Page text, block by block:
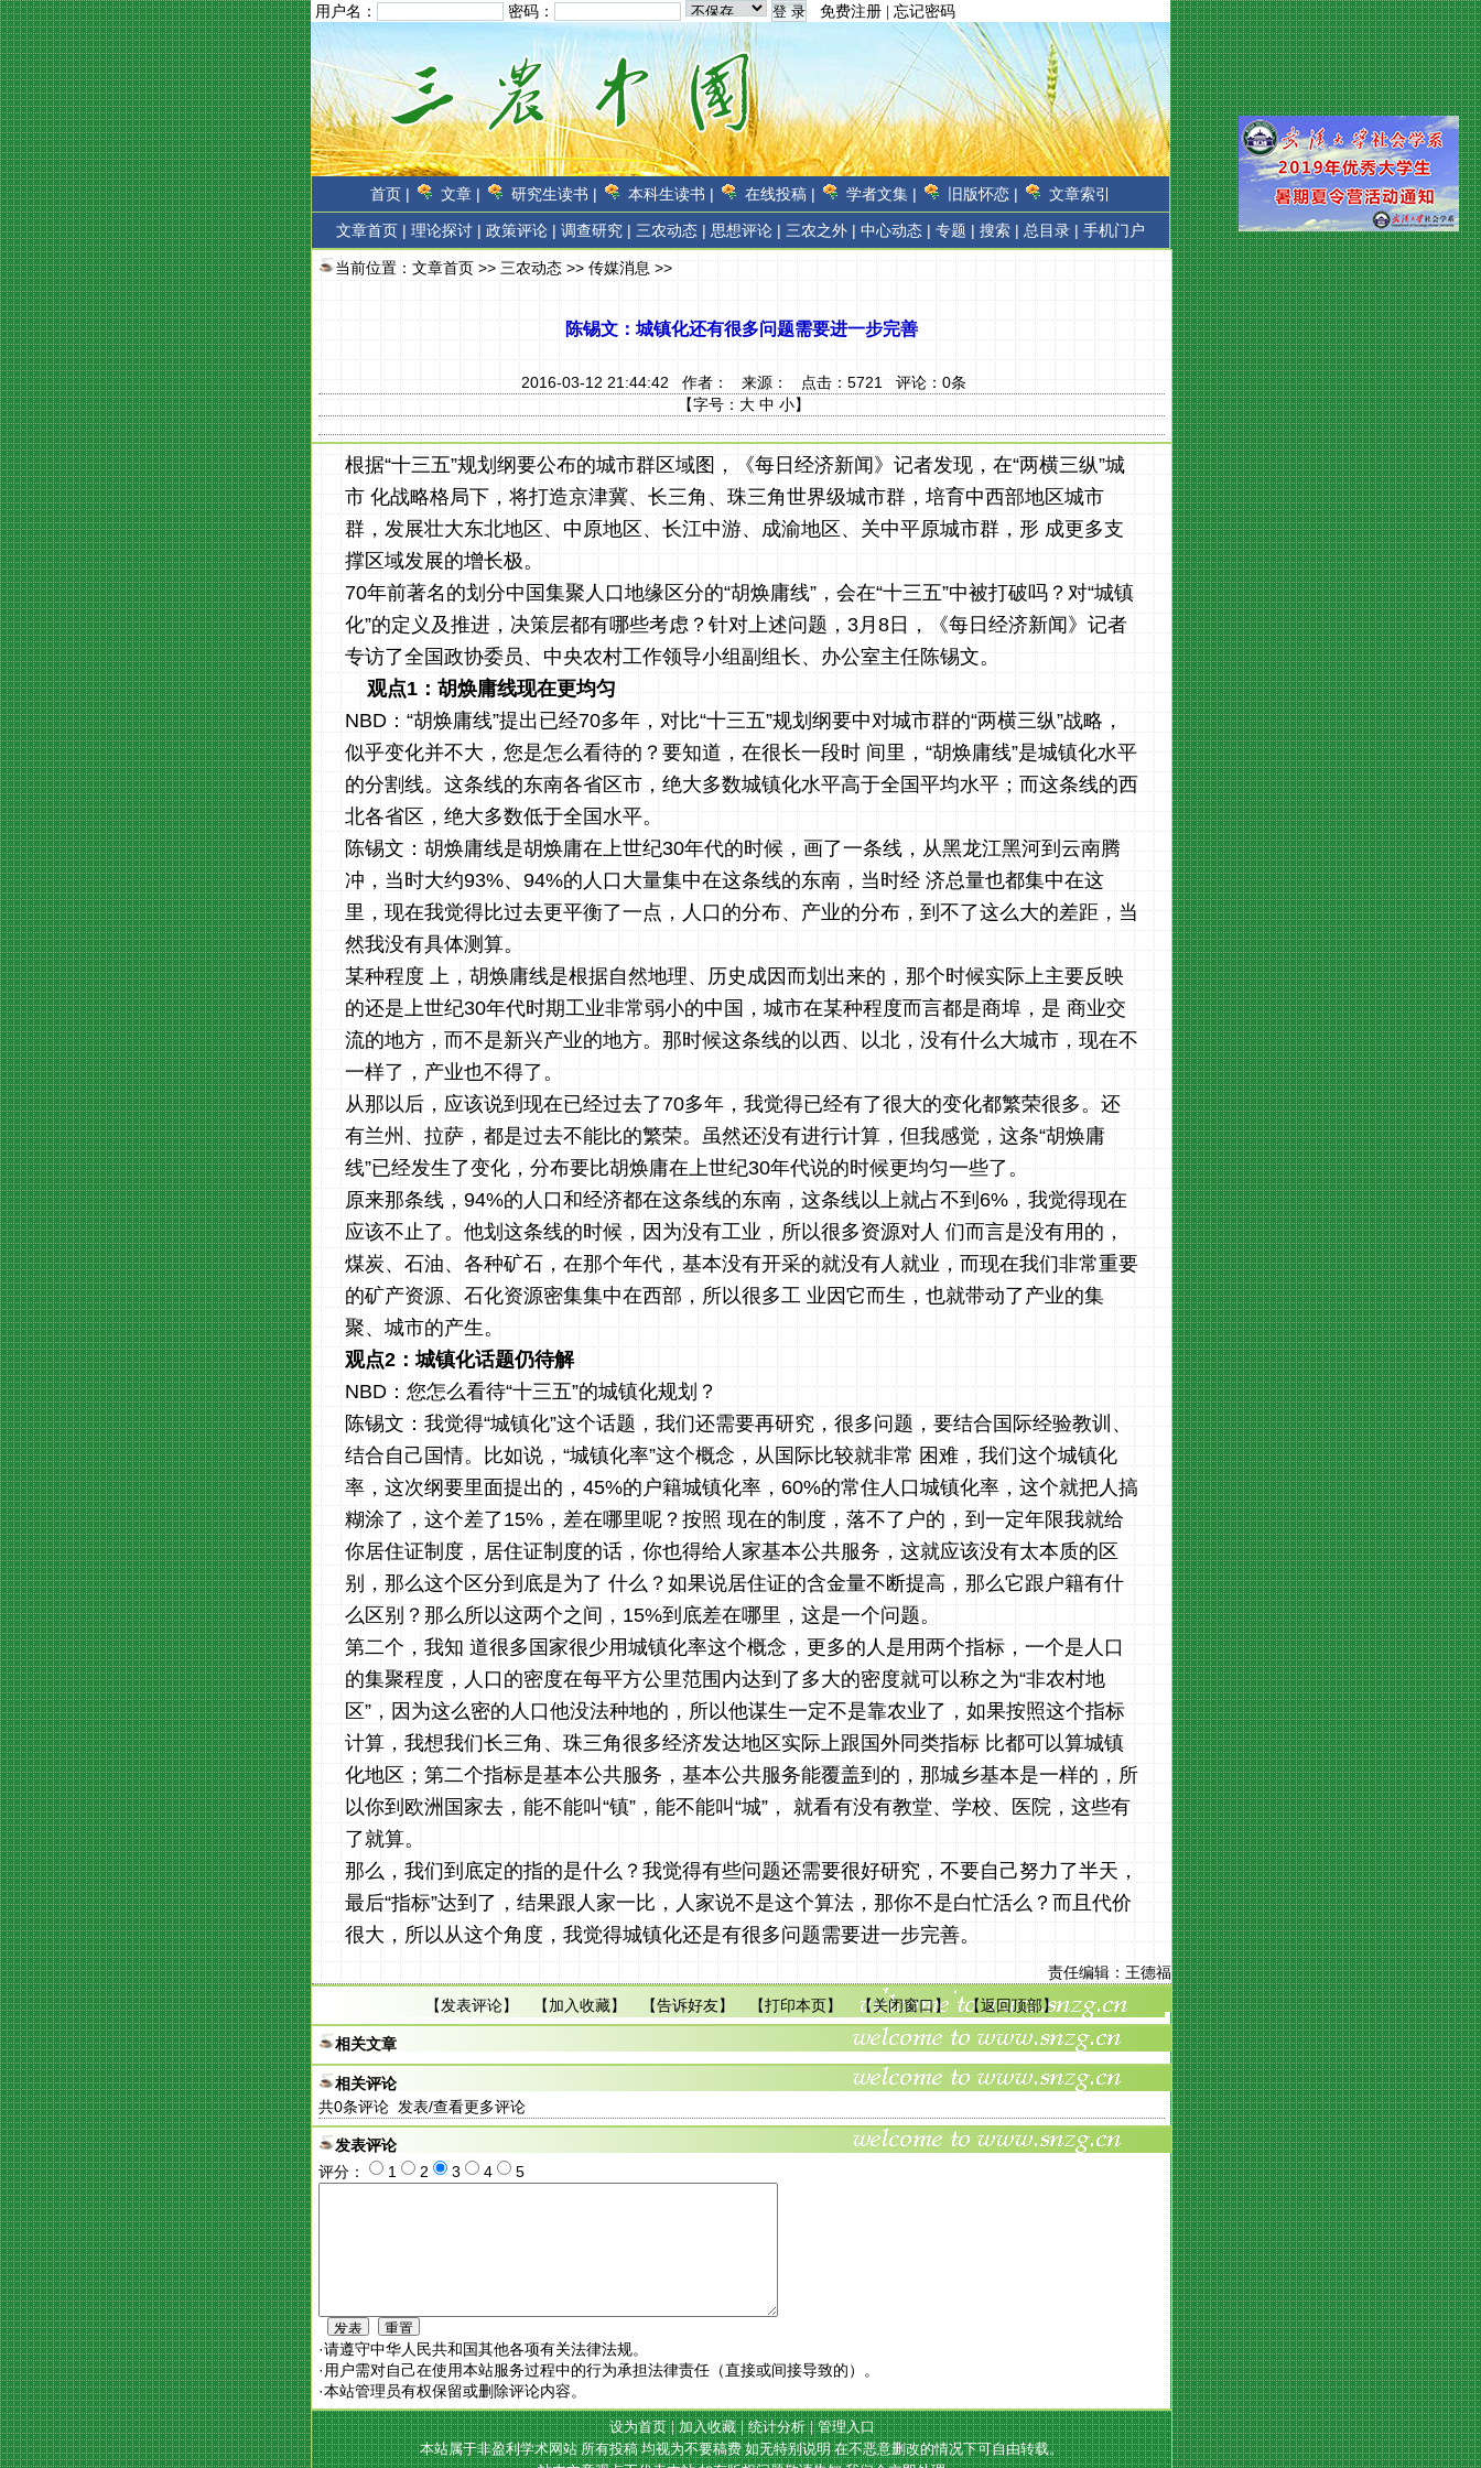
用户名： 密码： 免费注册 忘记密码
首页 | 文章 | 研究生读书 | 本科生读书 | 在线投稿 | 学者文集 | 旧版怀恋 | 文章索引
文章首页 | 理论探讨 | 政策评论 | 调查研究 | 三农动态 | 思想评论 | 三农之外 | 中心动态 | 专题 | 搜索 | 总目录 | 手机门户
当前位置： 文章首页 >>三农动态 >> 传媒消息 >>
陈锡文：城镇化还有很多问题需要进一步完善
2016-03-12 21:44:42 作者：来源：点击：5721 评论：0条
【字号：大 中 小】
根据“十三五”规划纲要公布的城市群区域图，《每日经济新闻》记者发现，在“两横三纵”城
市 化战略格局下，将打造京津冀、长三角、珠三角世界级城市群，培育中西部地区城市
群，发展壮大东北地区、中原地区、长江中游、成渝地区、关中平原城市群，形 成更多支
撑区域发展的增长极。
70年前著名的划分中国集聚人口地缘区分的“胡焕庸线”，会在“十三五”中被打破吗？对“城镇
化”的定义及推进，决策层都有哪些考虑？针对上述问题，3月8日，《每日经济新闻》记者
专访了全国政协委员、中央农村工作领导小组副组长、办公室主任陈锡文。
观点1：胡焕庸线现在更均匀
NBD：“胡焕庸线”提出已经70多年，对比“十三五”规划纲要中对城市群的“两横三纵”战略，
似乎变化并不大，您是怎么看待的？要知道，在很长一段时 间里，“胡焕庸线”是城镇化水平
的分割线。这条线的东南各省区市，绝大多数城镇化水平高于全国平均水平；而这条线的西
北各省区，绝大多数低于全国水平。
陈锡文：胡焕庸线是胡焕庸在上世纪30年代的时候，画了一条线，从黑龙江黑河到云南腾
冲，当时大约93%、94%的人口大量集中在这条线的东南，当时经 济总量也都集中在这
里，现在我觉得比过去更平衡了一点，人口的分布、产业的分布，到不了这么大的差距，当
然我没有具体测算。
某种程度 上，胡焕庸线是根据自然地理、历史成因而划出来的，那个时候实际上主要反映
的还是上世纪30年代时期工业非常弱小的中国，城市在某种程度而言都是商埠，是 商业交
流的地方，而不是新兴产业的地方。那时候这条线的以西、以北，没有什么大城市，现在不
一样了，产业也不得了。
从那以后，应该说到现在已经过去了70多年，我觉得已经有了很大的变化都繁荣很多。还
有兰州、拉萨，都是过去不能比的繁荣。虽然还没有进行计算，但我感觉，这条“胡焕庸
线”已经发生了变化，分布要比胡焕庸在上世纪30年代说的时候更均匀一些了。
原来那条线，94%的人口和经济都在这条线的东南，这条线以上就占不到6%，我觉得现在
应该不止了。他划这条线的时候，因为没有工业，所以很多资源对人 们而言是没有用的，
煤炭、石油、各种矿石，在那个年代，基本没有开采的就没有人就业，而现在我们非常重要
的矿产资源、石化资源密集集中在西部，所以很多工 业因它而生，也就带动了产业的集
聚、城市的产生。
观点2：城镇化话题仍待解
NBD：您怎么看待“十三五”的城镇化规划？
陈锡文：我觉得“城镇化”这个话题，我们还需要再研究，很多问题，要结合国际经验教训、
结合自己国情。比如说，“城镇化率”这个概念，从国际比较就非常 困难，我们这个城镇化
率，这次纲要里面提出的，45%的户籍城镇化率，60%的常住人口城镇化率，这个就把人搞
糊涂了，这个差了15%，差在哪里呢？按照 现在的制度，落不了户的，到一定年限我就给
你居住证制度，居住证制度的话，你也得给人家基本公共服务，这就应该没有太本质的区
别，那么这个区分到底是为了 什么？如果说居住证的含金量不断提高，那么它跟户籍有什
么区别？那么所以这两个之间，15%到底差在哪里，这是一个问题。
第二个，我知 道很多国家很少用城镇化率这个概念，更多的人是用两个指标，一个是人口
的集聚程度，人口的密度在每平方公里范围内达到了多大的密度就可以称之为“非农村地
区”，因为这么密的人口他没法种地的，所以他谋生一定不是靠农业了，如果按照这个指标
计算，我想我们长三角、珠三角很多经济发达地区实际上跟国外同类指标 比都可以算城镇
化地区；第二个指标是基本公共服务，基本公共服务能覆盖到的，那城乡基本是一样的，所
以你到欧洲国家去，能不能叫“镇”，能不能叫“城”， 就看有没有教堂、学校、医院，这些有
了就算。
那么，我们到底定的指的是什么？我觉得有些问题还需要很好研究，不要自己努力了半天，
最后“指标”达到了，结果跟人家一比，人家说不是这个算法，那你不是白忙活么？而且代价
很大，所以从这个角度，我觉得城镇化还是有很多问题需要进一步完善。
责任编辑： 王德福
【发表评论】 【加入收藏】 【告诉好友】 【打印本页】 【关闭窗口】 【返回顶部】
相关文章
相关评论
共0条评论 发表/查看更多评论
发表评论
评分：
1 2 3 4 5
·请遵守中华人民共和国其他各项有关法律法规。
·用户需对自己在使用本站服务过程中的行为承担法律责任（直接或间接导致的）。
·本站管理员有权保留或删除评论内容。
设为首页|加入收藏|统计分析|管理入口
本站属于非盈利学术网站 所有投稿 均视为不要稿费 如无特别说明 在不恶意删改的情况下可自由转载。